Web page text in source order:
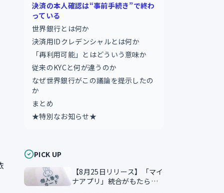
決済の本人確認は“事前手続き”で終わ
っている
世界銀行とは何か
決済用IDクレデンシャルとは何か
「再利用可能」とはどういう意味か
従来のKYCと何が違うのか
なぜ世界銀行がこの議論を提示したの
か
まとめ
★特別なお知らせ★
PICK UP
【8月25日リリース】「マイ
ナアプリ」統合がもたらす